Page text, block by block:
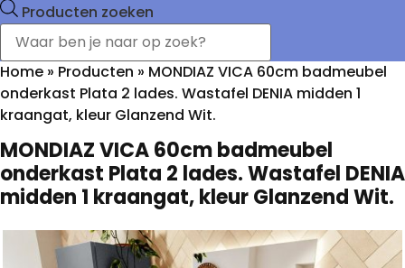
Producten zoeken
Home » Producten » MONDIAZ VICA 60cm badmeubel
onderkast Plata 2 lades. Wastafel DENIA midden 1
kraangat, kleur Glanzend Wit.
MONDIAZ VICA 60cm badmeubel
onderkast Plata 2 lades. Wastafel DENIA
midden 1 kraangat, kleur Glanzend Wit.